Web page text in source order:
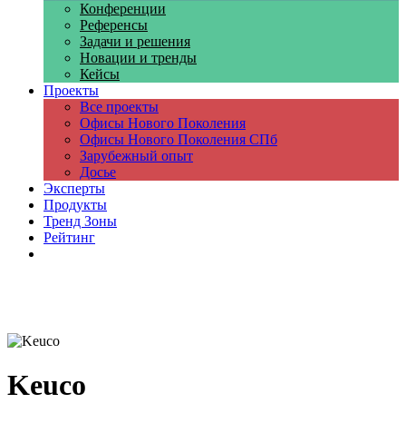
Конференции
Референсы
Задачи и решения
Новации и тренды
Кейсы
Проекты
Все проекты
Офисы Нового Поколения
Офисы Нового Поколения СПб
Зарубежный опыт
Досье
Эксперты
Продукты
Тренд Зоны
Рейтинг
Keuco